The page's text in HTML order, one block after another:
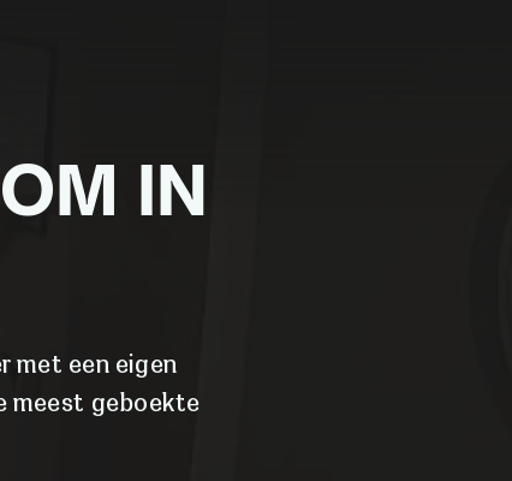
IN
met een eigen
meest geboekte